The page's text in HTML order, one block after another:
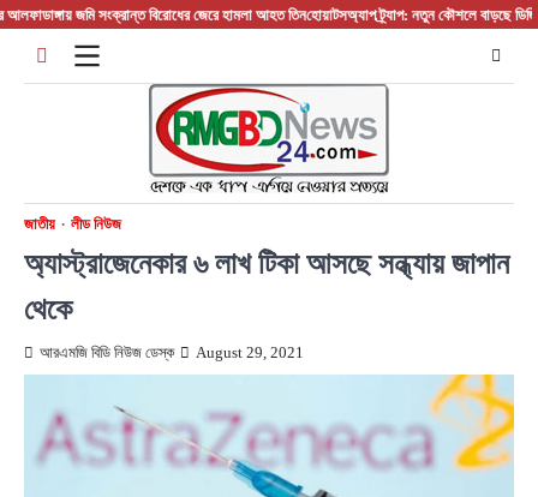
Skip জমি সংক্রান্ত বিরোধের জেরে হামলা আহত তিনহোয়াটসঅ্যাপ ট্র্যাপ: নতুন কৌশলে বাড়ছে ডিজিটাল
জাতীয় লীড নিউজ
অ্যাস্ট্রাজেনেকার ৬ লাখ টিকা আসছে সন্ধ্যায় জাপান
থেকে
আরএমজি বিডি নিউজ ডেস্ক August 29, 2021